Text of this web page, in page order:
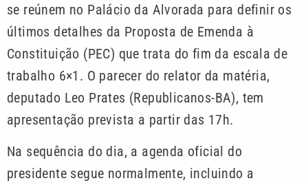
se reúnem no Palácio da Alvorada para definir os
últimos detalhes da Proposta de Emenda à
Constituição (PEC) que trata do fim da escala de
trabalho 6×1. O parecer do relator da matéria,
deputado Leo Prates (Republicanos-BA), tem
apresentação prevista a partir das 17h.
Na sequência do dia, a agenda oficial do
presidente segue normalmente, incluindo a